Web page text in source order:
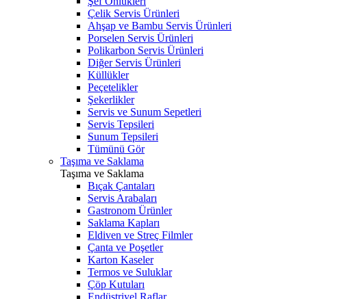
Çelik Servis Ürünleri
Ahşap ve Bambu Servis Ürünleri
Porselen Servis Ürünleri
Polikarbon Servis Ürünleri
Diğer Servis Ürünleri
Küllükler
Peçetelikler
Şekerlikler
Servis ve Sunum Sepetleri
Servis Tepsileri
Sunum Tepsileri
Tümünü Gör
Taşıma ve Saklama
Taşıma ve Saklama
Bıçak Çantaları
Servis Arabaları
Gastronom Ürünler
Saklama Kapları
Eldiven ve Streç Filmler
Çanta ve Poşetler
Karton Kaseler
Termos ve Suluklar
Çöp Kutuları
Endüstriyel Raflar